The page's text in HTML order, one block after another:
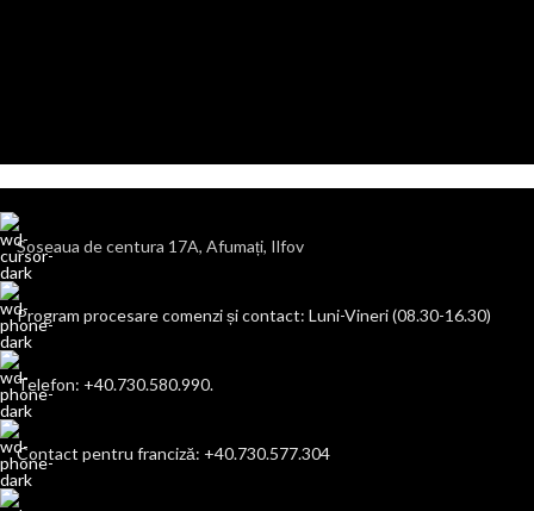
Soseaua de centura 17A, Afumați, Ilfov
Program procesare comenzi și contact: Luni-Vineri (08.30-16.30)
Telefon: +40.730.580.990.
Contact pentru franciză: +40.730.577.304